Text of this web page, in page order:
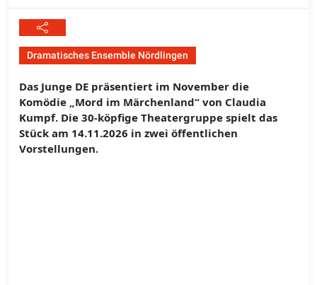
Dramatisches Ensemble Nördlingen
Das Junge DE präsentiert im November die
Komödie „Mord im Märchenland“ von Claudia
Kumpf. Die 30-köpfige Theatergruppe spielt das
Stück am 14.11.2026 in zwei öffentlichen
Vorstellungen.